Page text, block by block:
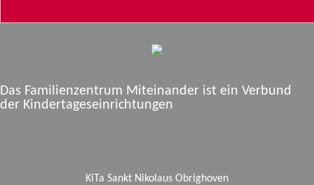
Das Familienzentrum Miteinander ist ein Verbund
der Kindertageseinrichtungen
KiTa Sankt Nikolaus Obrighoven